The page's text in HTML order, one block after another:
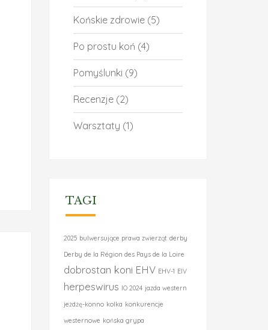
Końskie zdrowie(5)
Po prostu koń (4)
Pomyślunki (9)
Recenzje(2)
Warsztaty (1)
TAGI
2025 bulwersujące prawa zwierząt derby
Derby de la Région des Pays de la Loire
dobrostan koni EHV EHV-1 EIV
herpeswirus IO 2024 jazda western
jeżdżę-konno kolka konkurencje
westernowe końska grypa